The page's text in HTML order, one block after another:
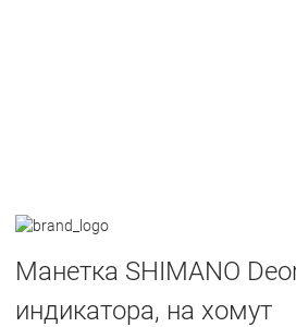
Манетка SHIMANO
индикатора, на хомут